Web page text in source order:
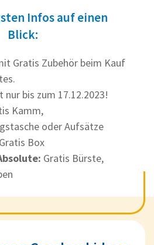
Infos auf einen
Blick:
Gratis Zubehör beim Kauf
nur bis zum 17.12.2023!
Kamm,
oder Aufsätze
Gratis Box
Gratis Bürste,